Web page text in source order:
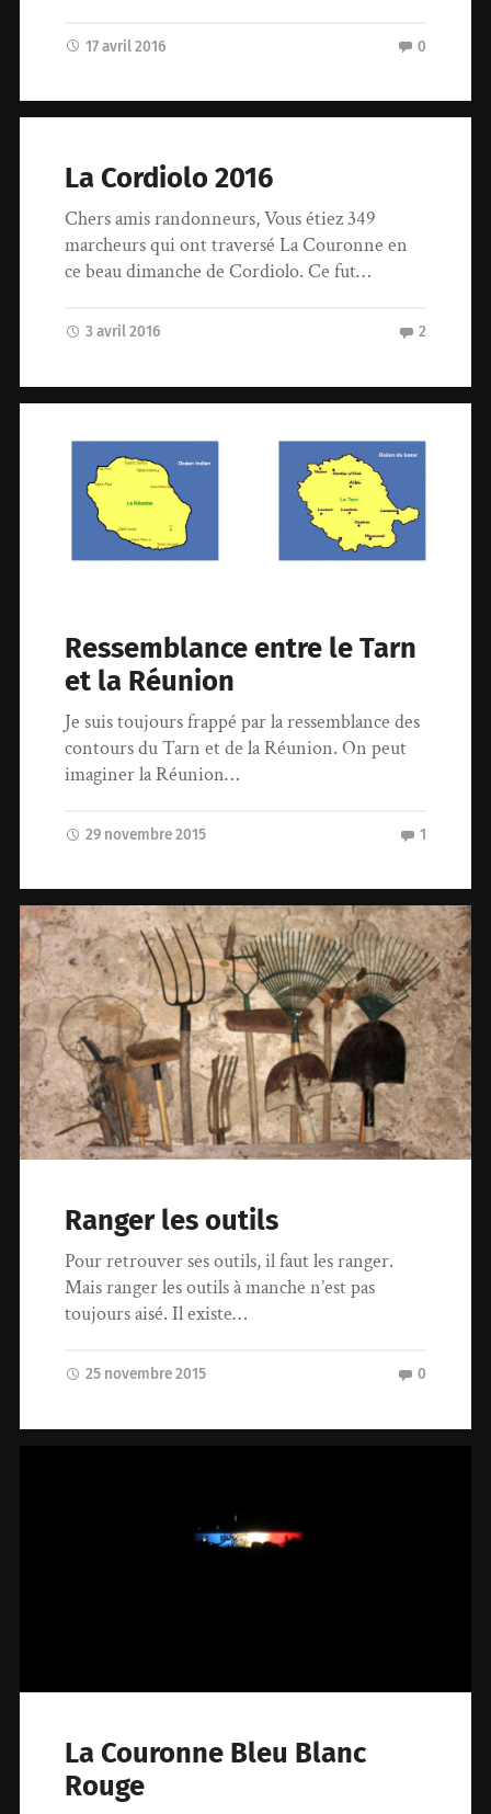
17 avril 2016 0
La Cordiolo 2016
Chers amis randonneurs, Vous étiez 349
marcheurs qui ont traversé La Couronne en
ce beau dimanche de Cordiolo. Ce fut…
3 avril 2016 2
Ressemblance entre le Tarn
et la Réunion
Je suis toujours frappé par la ressemblance des
contours du Tarn et de la Réunion. On peut
imaginer la Réunion…
29 novembre 2015 1
Ranger les outils
Pour retrouver ses outils, il faut les ranger.
Mais ranger les outils à manche n’est pas
toujours aisé. Il existe…
25 novembre 2015 0
La Couronne Bleu Blanc
Rouge